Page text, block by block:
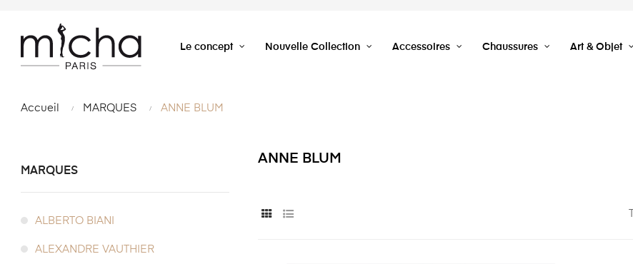
Le concept Nouvelle Collection Accessoires Chaussures Art & Objet
Accueil MARQUES ANNE BLUM
MARQUES
ALBERTO BIANI
ALEXANDRE VAUTHIER
ANNE BLUM